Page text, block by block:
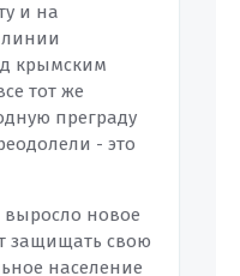
и на
крымским
тот же
преграду
- это
выросло новое
защищать свою
население